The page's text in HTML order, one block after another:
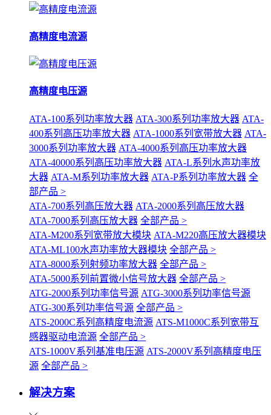
高精度电流源
高精度电压源
ATA-100系列功率放大器 ATA-300系列功率放大器 ATA-
400系列高压功率放大器 ATA-1000系列宽带放大器 ATA-
3000系列功率放大器 ATA-4000系列高压功率放大器
ATA-40000系列高压功率放大器 ATA-L系列水声功率放
大器 ATA-M系列功率放大器 ATA-P系列功率放大器 全
部产品 >
ATA-700系列高压放大器 ATA-2000系列高压放大器
ATA-7000系列高压放大器 全部产品 >
ATA-M200系列宽带放大模块 ATA-M220高压放大器模块
ATA-ML100水声功率放大器模块 全部产品 >
ATA-8000系列射频功率放大器 全部产品 >
ATA-5000系列前置微小信号放大器 全部产品 >
ATG-2000系列功率信号源 ATG-3000系列功率信号源
ATG-300系列功率信号源 全部产品 >
ATS-2000C系列高精度电流源 ATS-M1000C系列宽带互
感器驱动电流源 全部产品 >
ATS-1000V系列基准电压源 ATS-2000V系列高精度电压
源 全部产品 >
解决方案